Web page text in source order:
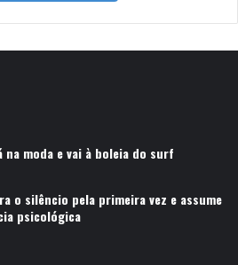
na moda e vai à boleia do surf
o silêncio pela primeira vez e assume
psicológica